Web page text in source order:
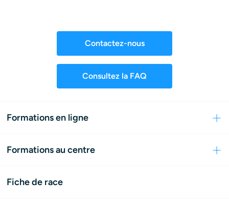
Contactez-nous
Consultez la FAQ
Formations en ligne
Formations au centre
Fiche de race